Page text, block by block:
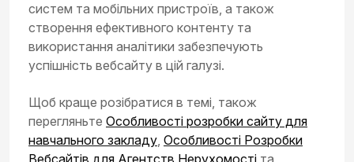
систем та мобільних пристроїв, а також
створення ефективного контенту та
використання аналітики забезпечують
успішність вебсайту в цій галузі.
Щоб краще розібратися в темі, також
перегляньте Особливості розробки сайту для
навчального закладу Особливості Розробки
Вебсайтів для Агентств Нерухомості та